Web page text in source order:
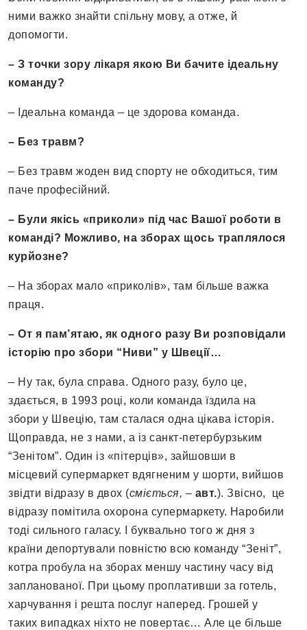
ними важко знайти спільну мову, а отже, й
допомогти.
– З точки зору лікаря якою Ви бачите ідеальну
команду?
– Ідеальна команда – це здорова команда.
– Без травм?
– Без травм жоден вид спорту не обходиться, тим
паче професійний.
– Були якісь «приколи» під час Вашої роботи в
команді? Можливо, на зборах щось траплялося
курйозне?
– На зборах мало «приколів», там більше важка
праця.
– От я пам’ятаю, як одного разу Ви розповідали
історію про збори “Ниви” у Швеції…
– Ну так, була справа. Одного разу, було це,
здається, в 1993 році, коли команда їздила на
збори у Швецію, там сталася одна цікава історія.
Щоправда, не з нами, а із санкт-петербурзьким
“Зенітом”. Один із «пітерців», зайшовши в
місцевий супермаркет вдягненим у шорти, вийшов
звідти відразу в двох (сміється, – авт.). Звісно, це
відразу помітила охорона супермаркету. Наробили
тоді сильного галасу. І буквально того ж дня з
країни депортували повністю всю команду “Зеніт”,
котра пробула на зборах меншу частину часу від
запланованої. При цьому проплативши за готель,
харчування і решта послуг наперед. Грошей у
таких випадках ніхто не повертає… Але це більше